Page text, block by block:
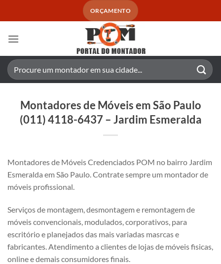
ORÇAMENTO
Pesquisar
por:
Montadores de Móveis em São Paulo
(011) 4118-6437 – Jardim Esmeralda
Montadores de Móveis Credenciados POM no bairro Jardim
Esmeralda em São Paulo. Contrate sempre um montador de
móveis profissional.
Serviços de montagem, desmontagem e remontagem de
móveis convencionais, modulados, corporativos, para
escritório e planejados das mais variadas masrcas e
fabricantes. Atendimento a clientes de lojas de móveis fisicas,
online e demais consumidores finais.